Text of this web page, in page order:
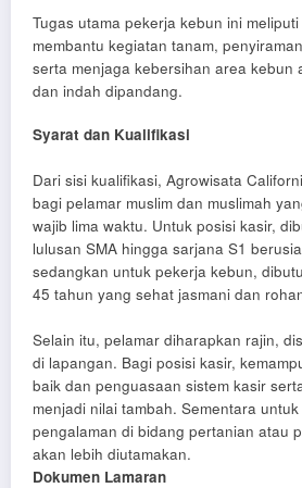
Tugas utama pekerja kebun ini
membantu kegiatan tanam,
serta menjaga kebersihan area kebun
dan indah dipandang.
Syarat dan Kualifikasi
Dari sisi kualifikasi, Agrowisata
bagi pelamar muslim dan muslimah
wajib lima waktu. Untuk posisi kasir,
lulusan SMA hingga sarjana S1
sedangkan untuk pekerja kebun,
45 tahun yang sehat jasmani dan
Selain itu, pelamar diharapkan rajin,
di lapangan. Bagi posisi kasir,
baik dan penguasaan sistem kasir
menjadi nilai tambah. Sementara
pengalaman di bidang pertanian atau
akan lebih diutamakan.
Dokumen Lamaran